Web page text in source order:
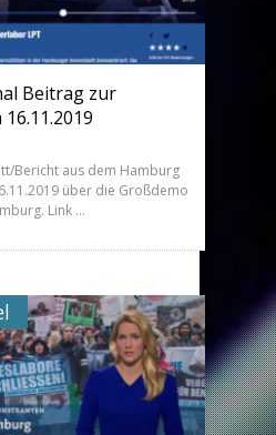
Beitrag zur
Bericht aus dem Hamburg
über die Großdemo
Link …